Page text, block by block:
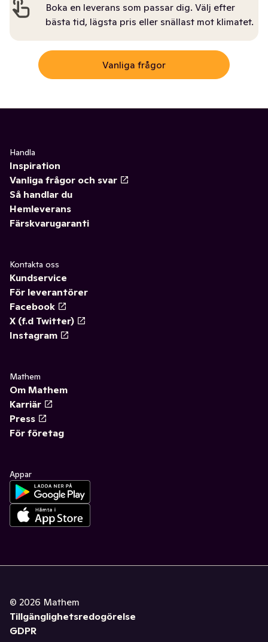
Boka en leverans som passar dig. Välj efter
bästa tid, lägsta pris eller snällast mot klimatet.
Vanliga frågor
Handla
Inspiration
Vanliga frågor och svar
Så handlar du
Hemleverans
Färskvarugaranti
Kontakta oss
Kundservice
För leverantörer
Facebook
X (f.d Twitter)
Instagram
Mathem
Om Mathem
Karriär
Press
För företag
Appar
© 2026 Mathem
Tillgänglighetsredogörelse
GDPR